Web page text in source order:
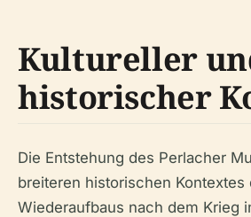
Kultureller
historischer
Die Entstehung des Perlacher
breiteren historischen Kontextes
Wiederaufbaus nach dem Krieg